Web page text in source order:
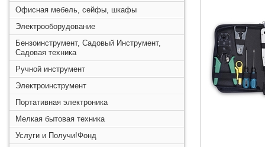
Офисная мебель, сейфы, шкафы
Электрооборудование
Бензоинструмент, Садовый Инструмент,
Садовая техника
Ручной инструмент
Электроинструмент
Портативная электроника
Мелкая бытовая техника
Услуги и Получи!Фонд